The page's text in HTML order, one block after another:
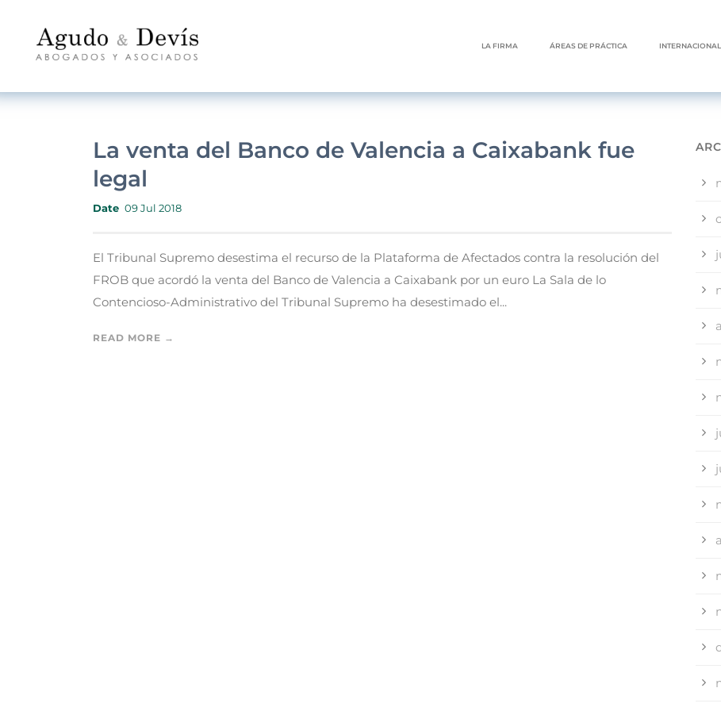
LA FIRMA ÁREAS DE PRÁCTICA INTERNACIONAL
La venta del Banco de Valencia a Caixabank fue
legal
Date 09 Jul 2018
El Tribunal Supremo desestima el recurso de la Plataforma de Afectados contra la resolución del
FROB que acordó la venta del Banco de Valencia a Caixabank por un euro La Sala de lo
Contencioso-Administrativo del Tribunal Supremo ha desestimado el...
READ MORE →